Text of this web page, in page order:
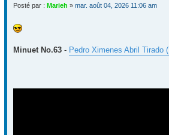
s
a
g
Posté par : Marieh » mar. août 04, 2026 11:06 am
Minuet No.63 - Pedro Ximenes Abril Tirado